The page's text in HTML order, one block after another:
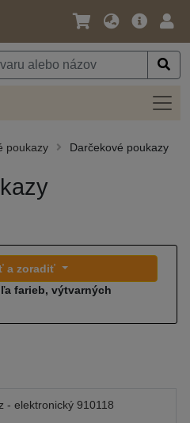
Jazyk
Mena
Hlavná
poukazy Darčekové poukazy
a zoradiť
farieb, výtvarných
- elektronický 910118